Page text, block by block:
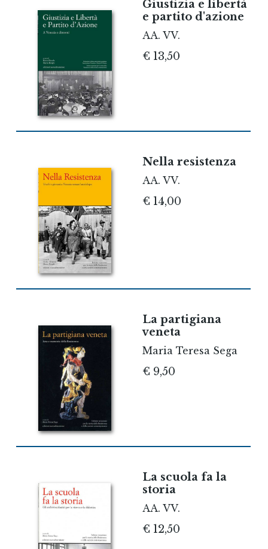
Giustizia e libertà
e partito d'azione
AA. VV.
€ 13,50
Nella resistenza
AA. VV.
€ 14,00
La partigiana
veneta
Maria Teresa Sega
€ 9,50
La scuola fa la
storia
AA. VV.
€ 12,50